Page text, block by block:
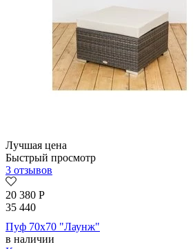
Лучшая цена
Быстрый просмотр
3 отзывов
20 380 Р
35 440
Пуф 70х70 "Лаунж"
в наличии